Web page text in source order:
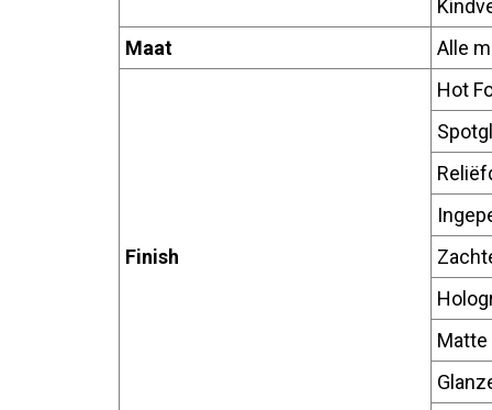
Maat
Alle
Finish
Hot